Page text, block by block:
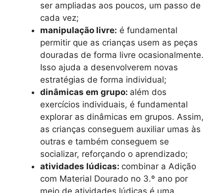
ser ampliadas aos poucos, um passo de
cada vez;
manipulação livre: é fundamental
permitir que as crianças usem as peças
douradas de forma livre ocasionalmente.
Isso ajuda a desenvolverem novas
estratégias de forma individual;
dinâmicas em grupo: além dos
exercícios individuais, é fundamental
explorar as dinâmicas em grupos. Assim,
as crianças conseguem auxiliar umas às
outras e também conseguem se
socializar, reforçando o aprendizado;
atividades lúdicas: combinar a Adição
com Material Dourado no 3.º ano por